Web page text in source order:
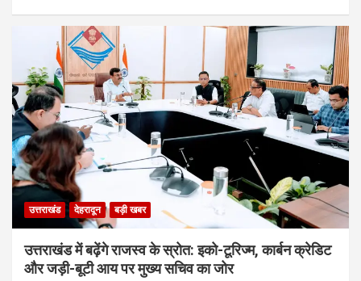
उत्तराखंड देहरादून बड़ी खबर
उत्तराखंड में बढ़ेंगे राजस्व के स्रोत: इको-टूरिज्म, कार्बन क्रेडिट
और जड़ी-बूटी आय पर मुख्य सचिव का जोर